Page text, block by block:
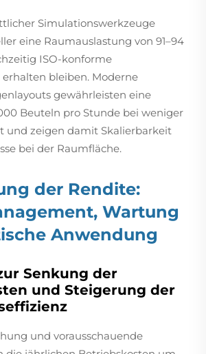
Simulationswerkzeuge
eine Raumauslastung von 91–94
ISO-konforme
bleiben. Moderne
gewährleisten eine
Beuteln pro Stunde bei weniger
und zeigen damit Skalierbarkeit
bei der Raumfläche.
der Rendite:
Wartung
Anwendung
Senkung der
und Steigerung der
und vorausschauende